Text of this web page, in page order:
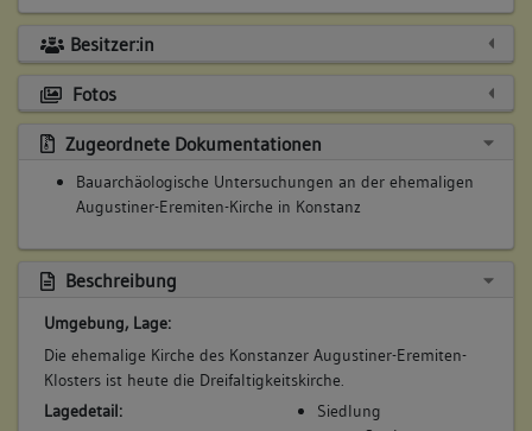
5. Bauphase:
(1398)
29.1.1398 Ein Stadtbrand zerstört das Kloster weitgehend;
zügiger Wiederaufbau: das noch heute vorhandene Dach wird
Betroffene Gebäudeteile:
(1417 - 1418)
König Sigismund residiert während des Konstanzer Konzils im
Augustinerkloster; auf seine Kosten wird die
wiederhergestellte Kirche ausgemalt (a)
Besitzer:in
Fotos
Zugeordnete Dokumentationen
Bauarchäologische Untersuchungen an der ehemaligen
Augustiner-Eremiten-Kirche in Konstanz
Beschreibung
Umgebung, Lage:
Die ehemalige Kirche des Konstanzer Augustiner-Eremiten-
Klosters ist heute die Dreifaltigkeitskirche.
Lagedetail:
Siedlung